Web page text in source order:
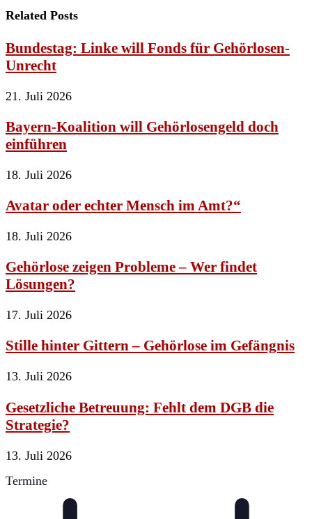
Related Posts
Bundestag: Linke will Fonds für Gehörlosen-
Unrecht
21. Juli 2026
Bayern-Koalition will Gehörlosengeld doch
einführen
18. Juli 2026
Avatar oder echter Mensch im Amt?“
18. Juli 2026
Gehörlose zeigen Probleme – Wer findet
Lösungen?
17. Juli 2026
Stille hinter Gittern – Gehörlose im Gefängnis
13. Juli 2026
Gesetzliche Betreuung: Fehlt dem DGB die
Strategie?
13. Juli 2026
Termine